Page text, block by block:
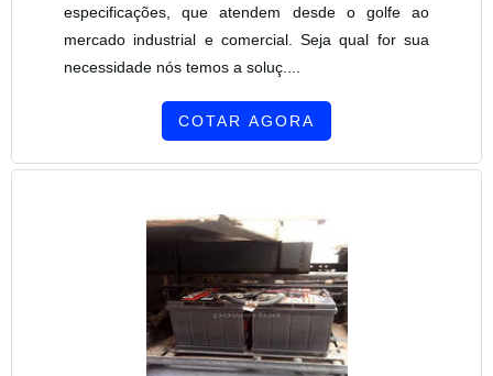
especificações, que atendem desde o golfe ao
mercado industrial e comercial. Seja qual for sua
necessidade nós temos a soluç....
COTAR AGORA